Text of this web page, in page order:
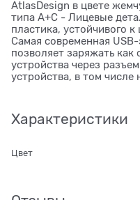
AtlasDesign в цвете
типа A+C - Лицевые
пластика, устойчивого
Самая современная
позволяет заряжать
устройства через
устройства, в том числе
Характеристики
Цвет